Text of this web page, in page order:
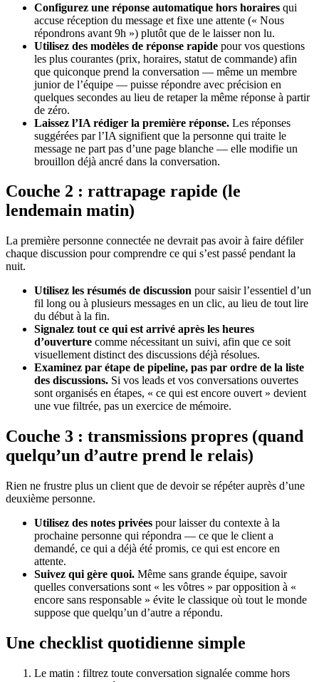
Configurez une réponse automatique hors horaires qui
accuse réception du message et fixe une attente (« Nous
répondrons avant 9h ») plutôt que de le laisser non lu.
Utilisez des modèles de réponse rapide pour vos questions
les plus courantes (prix, horaires, statut de commande) afin
que quiconque prend la conversation — même un membre
junior de l’équipe — puisse répondre avec précision en
quelques secondes au lieu de retaper la même réponse à partir
de zéro.
Laissez l’IA rédiger la première réponse. Les réponses
suggérées par l’IA signifient que la personne qui traite le
message ne part pas d’une page blanche — elle modifie un
brouillon déjà ancré dans la conversation.
Couche 2 : rattrapage rapide (le
lendemain matin)
La première personne connectée ne devrait pas avoir à faire défiler
chaque discussion pour comprendre ce qui s’est passé pendant la
nuit.
Utilisez les résumés de discussion pour saisir l’essentiel d’un
fil long ou à plusieurs messages en un clic, au lieu de tout lire
du début à la fin.
Signalez tout ce qui est arrivé après les heures
d’ouverture comme nécessitant un suivi, afin que ce soit
visuellement distinct des discussions déjà résolues.
Examinez par étape de pipeline, pas par ordre de la liste
des discussions. Si vos leads et vos conversations ouvertes
sont organisés en étapes, « ce qui est encore ouvert » devient
une vue filtrée, pas un exercice de mémoire.
Couche 3 : transmissions propres (quand
quelqu’un d’autre prend le relais)
Rien ne frustre plus un client que de devoir se répéter auprès d’une
deuxième personne.
Utilisez des notes privées pour laisser du contexte à la
prochaine personne qui répondra — ce que le client a
demandé, ce qui a déjà été promis, ce qui est encore en
attente.
Suivez qui gère quoi. Même sans grande équipe, savoir
quelles conversations sont « les vôtres » par opposition à «
encore sans responsable » évite le classique où tout le monde
suppose que quelqu’un d’autre a répondu.
Une checklist quotidienne simple
Le matin : filtrez toute conversation signalée comme hors